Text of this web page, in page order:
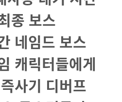
종 보스
네임드 보스
캐릭터들에게
사기 디버프